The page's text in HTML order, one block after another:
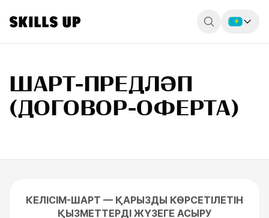
Беларусь
Қазақстан
ШАРТ-ПРЕДЛӘП
(ДОГОВОР-ОФЕРТА)
КЕЛІСІМ-ШАРТ — ҚАРЫЗДЫ КӨРСЕТІЛЕТІН
ҚЫЗМЕТТЕРДІ ЖҮЗЕГЕ АСЫРУ